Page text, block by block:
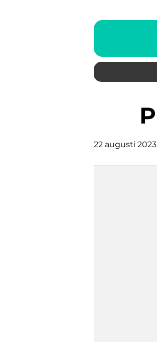
22 augusti 2023